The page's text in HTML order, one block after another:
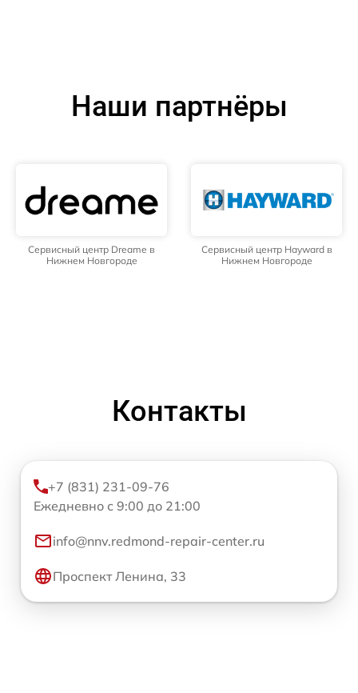
Наши партнёры
Сервисный центр Dreame в
Нижнем Новгороде
Сервисный центр Hayward в
Нижнем Новгороде
Контакты
+7 (831) 231-09-76
Ежедневно с 9:00 до 21:00
info@nnv.redmond-repair-center.ru
Проспект Ленина, 33